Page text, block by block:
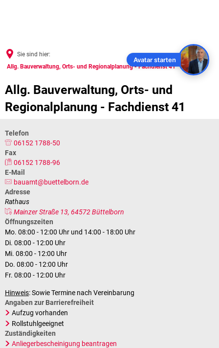
Sie sind hier:
Allg. Bauverwaltung, Orts- und Regionalplanung - Fachdienst 41
Allg. Bauverwaltung, Orts- und
Regionalplanung - Fachdienst 41
Telefon
06152 1788-50
Fax
06152 1788-96
E-Mail
bauamt@buettelborn.de
Adresse
Rathaus
Mainzer Straße 13, 64572 Büttelborn
Öffnungszeiten
Mo. 08:00 - 12:00 Uhr und 14:00 - 18:00 Uhr
Di. 08:00 - 12:00 Uhr
Mi. 08:00 - 12:00 Uhr
Do. 08:00 - 12:00 Uhr
Fr. 08:00 - 12:00 Uhr
Hinweis: Sowie Termine nach Vereinbarung
Angaben zur Barrierefreiheit
Aufzug vorhanden
Rollstuhlgeeignet
Zuständigkeiten
Anliegerbescheinigung beantragen
Avatar starten